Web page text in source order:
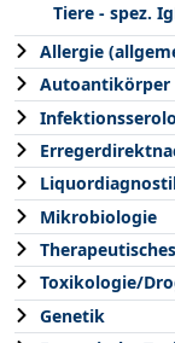
Tiere - spez.
Allergie
Autoantikörper
Mikrobiologie
Toxikologie/
Genetik